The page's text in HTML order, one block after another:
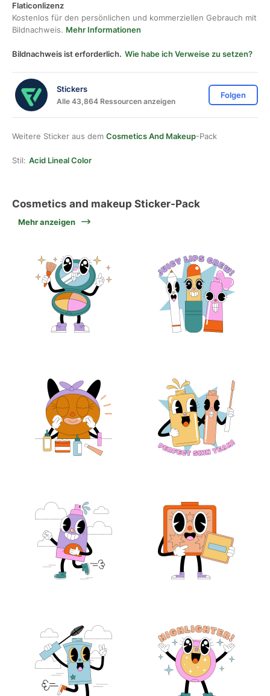
Flaticonlizenz
Kostenlos für den persönlichen und kommerziellen Gebrauch mit
Bildnachweis. Mehr Informationen
Bildnachweis ist erforderlich. Wie habe ich Verweise zu setzen?
Stickers
Alle 43,864 Ressourcen anzeigen
Folgen
Weitere Sticker aus dem Cosmetics And Makeup-Pack
Stil: Acid Lineal Color
Cosmetics and makeup Sticker-Pack
Mehr anzeigen